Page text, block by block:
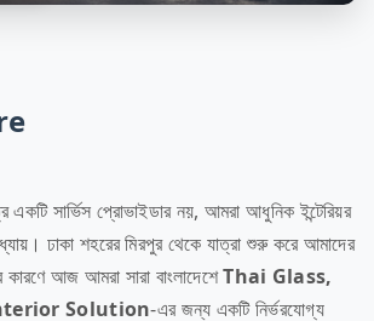
একটি সার্ভিস প্রোভাইডার নয়, আমরা আধুনিক ইন্টেরিয়র
ঢাকা শহরের মিরপুর থেকে যাত্রা শুরু করে আমাদের
আজ আমরা সারা বাংলাদেশেThai Glass,
Solution-এর জন্য একটি নির্ভরযোগ্য